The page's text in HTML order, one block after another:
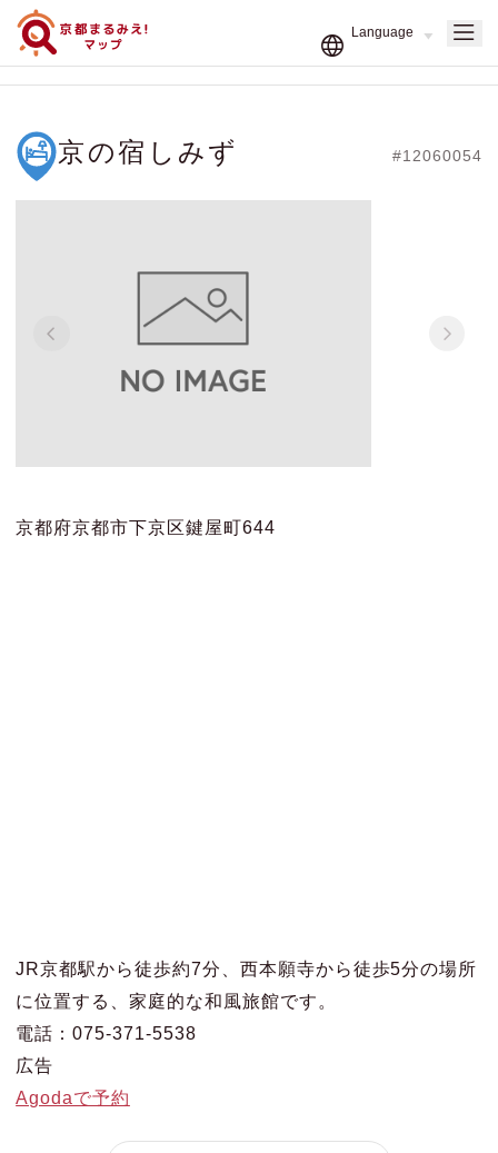
京の宿しみず #12060054
京都府京都市下京区鍵屋町644
JR京都駅から徒歩約7分、西本願寺から徒歩5分の場所
に位置する、家庭的な和風旅館です。
電話：075-371-5538
広告
Agodaで予約